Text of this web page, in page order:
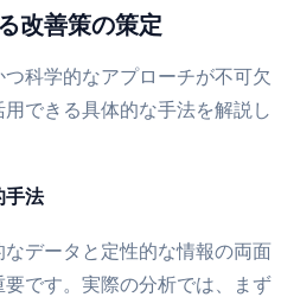
改善策の策定
科学的なアプローチが不可欠
できる具体的な手法を解説し
手法
データと定性的な情報の両面
です。実際の分析では、まず